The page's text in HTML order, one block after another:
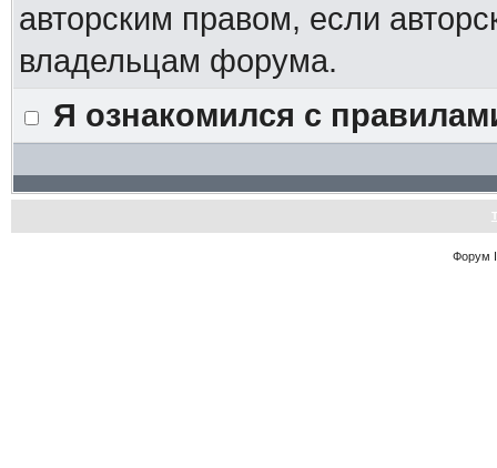
авторским правом, если
владельцам форума.
Я ознакомился с
Форум